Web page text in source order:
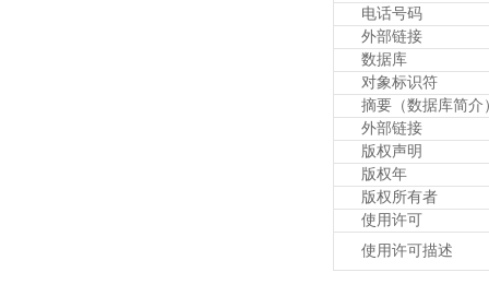
电话号码
外部链接
数据库
对象标识符
摘要（数据库简介
外部链接
版权声明
版权年
版权所有者
使用许可
使用许可描述